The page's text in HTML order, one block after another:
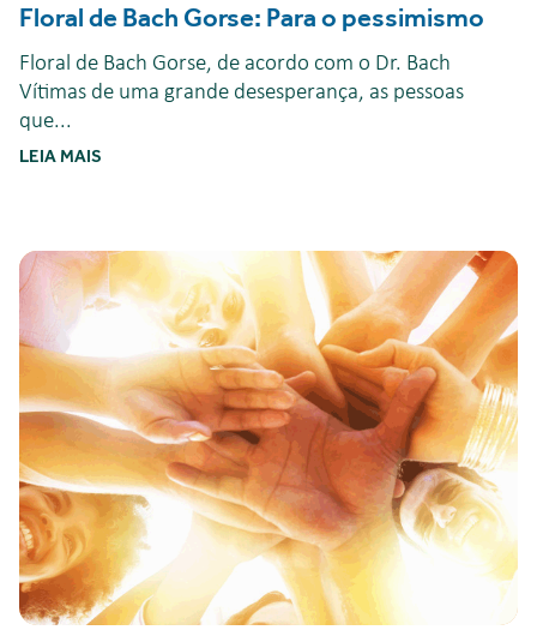
Floral de Bach Gorse: Para o pessimismo
Floral de Bach Gorse, de acordo com o Dr. Bach
Vítimas de uma grande desesperança, as pessoas
que...
LEIA MAIS